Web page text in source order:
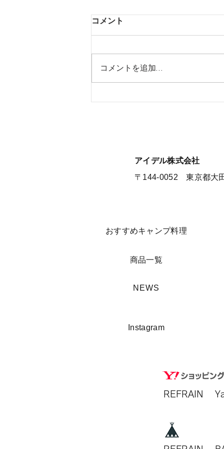
コメント
コメントを追加…
​アイデル株式会社
〒144-0052 東京都大
​おすすめキャンプ料理
​商品一覧
​NEWS
​Instagram
REFRAIN​